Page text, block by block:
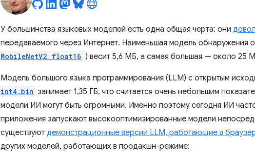
У большинства языковых моделей есть одна общая черта: они
передаваемого через Интернет. Наименьшая модель обнаружения
MobileNetV2 float16 ) весит 5,6 МБ, а самая большая — около 25
Модель большого языка программирования (LLM) с открытым
int4.bin занимает 1,35 ГБ, что считается очень небольшим
модели ИИ могут быть огромными. Именно поэтому сегодня ИИ
приложения запускают высокооптимизированные модели
существуют демонстрационные версии LLM, работающие в
других моделей, работающих в продакшн-режиме: